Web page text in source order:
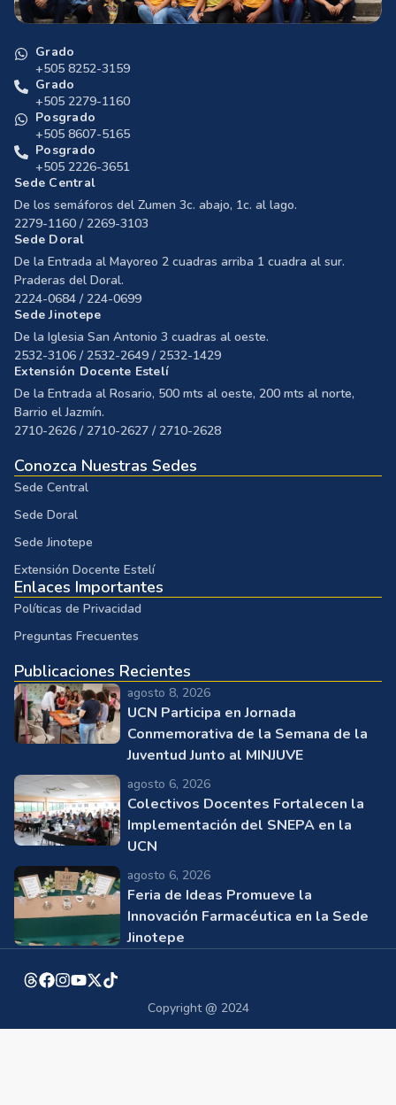
Grado
+505 8252-3159
Grado
+505 2279-1160
Posgrado
+505 8607-5165
Posgrado
+505 2226-3651
Sede Central
De los semáforos del Zumen 3c. abajo, 1c. al lago.
2279-1160 / 2269-3103
Sede Doral
De la Entrada al Mayoreo 2 cuadras arriba 1 cuadra al sur.
Praderas del Doral.
2224-0684 / 224-0699
Sede Jinotepe
De la Iglesia San Antonio 3 cuadras al oeste.
2532-3106 / 2532-2649 / 2532-1429
Extensión Docente Estelí
De la Entrada al Rosario, 500 mts al oeste, 200 mts al norte,
Barrio el Jazmín.
2710-2626 / 2710-2627 / 2710-2628
Conozca Nuestras Sedes
Sede Central
Sede Doral
Sede Jinotepe
Extensión Docente Estelí
Enlaces Importantes
Políticas de Privacidad
Preguntas Frecuentes
Publicaciones Recientes
agosto 8, 2026
UCN Participa en Jornada
Conmemorativa de la Semana de la
Juventud Junto al MINJUVE
agosto 6, 2026
Colectivos Docentes Fortalecen la
Implementación del SNEPA en la
UCN
agosto 6, 2026
Feria de Ideas Promueve la
Innovación Farmacéutica en la Sede
Jinotepe
Copyright @ 2024